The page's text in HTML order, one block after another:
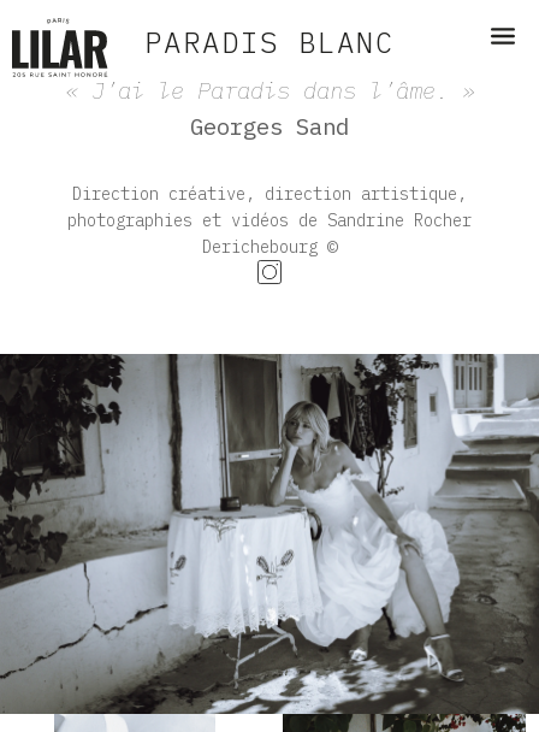
PARADIS BLANC
« J’ai le Paradis dans l’âme. »
Georges Sand
Direction créative, direction artistique,
photographies et vidéos de Sandrine Rocher
Derichebourg ©